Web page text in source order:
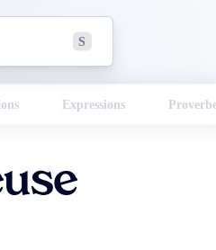
S
Expressions